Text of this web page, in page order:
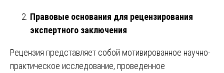
Правовые основания для рецензирования
экспертного заключения
Рецензия представляет собой мотивированное научно-
практическое исследование, проведенное